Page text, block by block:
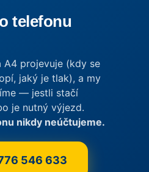
telefonu
A4 projevuje (kdy se
jaký je tlak), a my
— jestli stačí
je nutný výjezd.
nikdy neúčtujeme.
546 633